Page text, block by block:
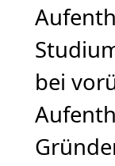
bei